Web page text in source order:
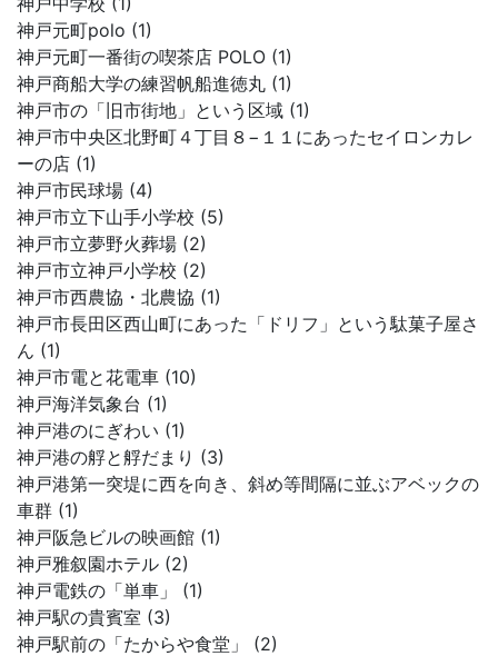
神戸元町polo (1)
神戸元町一番街の喫茶店 POLO (1)
神戸商船大学の練習帆船進徳丸 (1)
神戸市の「旧市街地」という区域 (1)
神戸市中央区北野町４丁目８−１１にあったセイロンカレ
ーの店 (1)
神戸市民球場 (4)
神戸市立下山手小学校 (5)
神戸市立夢野火葬場 (2)
神戸市立神戸小学校 (2)
神戸市西農協・北農協 (1)
神戸市長田区西山町にあった「ドリフ」という駄菓子屋さ
ん (1)
神戸市電と花電車 (10)
神戸海洋気象台 (1)
神戸港のにぎわい (1)
神戸港の艀と艀だまり (3)
神戸港第一突堤に西を向き、斜め等間隔に並ぶアベックの
車群 (1)
神戸阪急ビルの映画館 (1)
神戸雅叙園ホテル (2)
神戸電鉄の「単車」 (1)
神戸駅の貴賓室 (3)
神戸駅前の「たからや食堂」 (2)